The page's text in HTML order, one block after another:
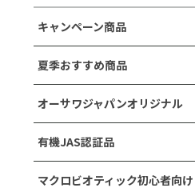
キャンペーン商品
夏季おすすめ商品
オーサワジャパンオリジナル
有機JAS認証品
マクロビオティック初心者向け